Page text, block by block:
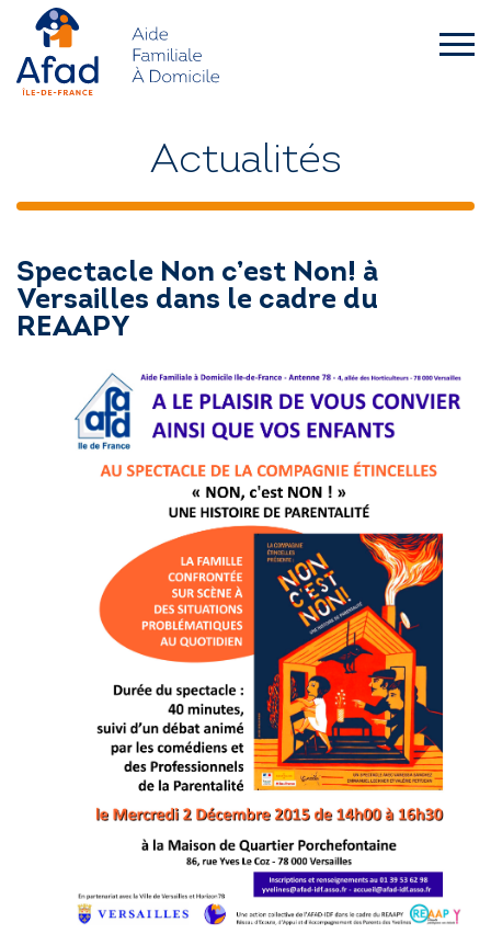
content
afad-
idf.asso.fr
QUI SOMMES-NOUS ?
FAMILLES
SENIORS – HANDICAP
L’AFAD IDF RECRUTE
ACTUALITÉS
DEMANDE D’INTERVENTION
RÉGLER MA FACTURE
POSTULER EN LIGNE
Actualités
Spectacle Non c’est Non! à
Versailles dans le cadre du
REAAPY